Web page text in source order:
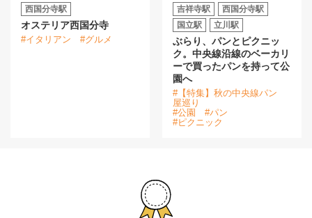
西国分寺駅
オステリア西国分寺
#イタリアン #グルメ
吉祥寺駅
西国分寺駅
国立駅
立川駅
ぶらり、パンとピクニッ
ク。中央線沿線のベーカリ
ーで買ったパンを持って公
園へ
#【特集】秋の中央線パン
屋巡り
#公園
#パン
#ピクニック